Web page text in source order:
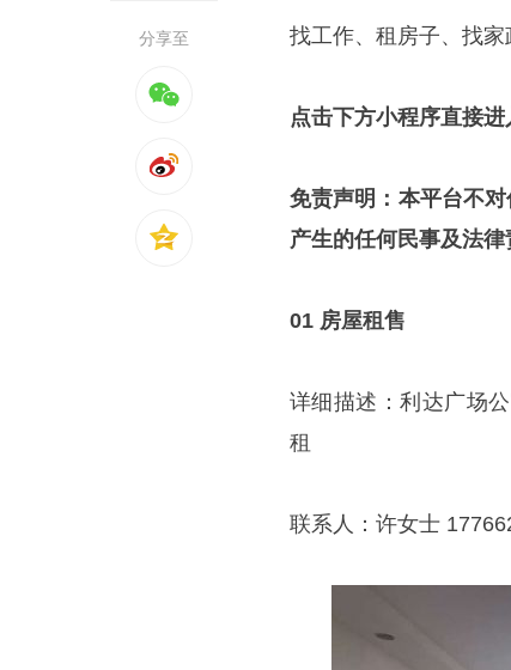
分享至 找工作、租房子、找
点击下方小程序直接进
免责声明：本平台不
产生的任何民事及法律
01 房屋租售
详细描述：利达广场
租
联系人：许女士